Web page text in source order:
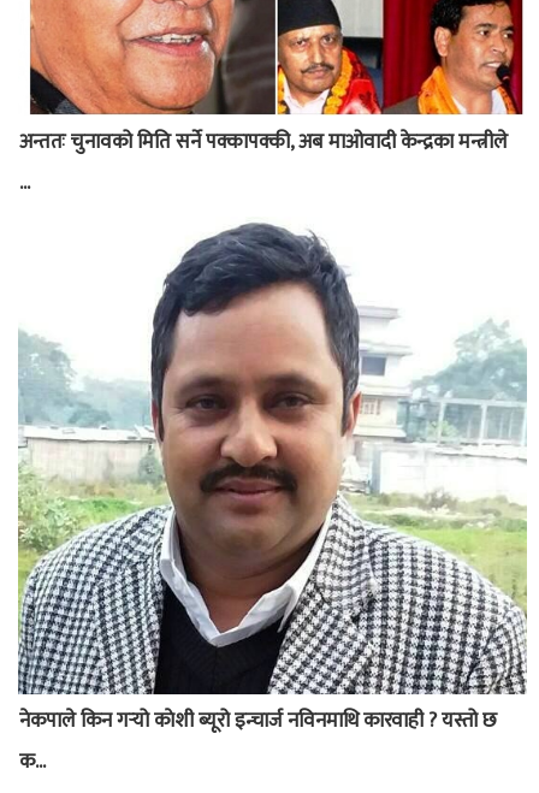
अन्ततः चुनावको मिति सर्ने पक्कापक्की, अब माओवादी केन्द्रका मन्त्रीले
...
नेकपाले किन गर्‍यो काेशी ब्यूरो इन्चार्ज नविनमाथि कारवाही ? यस्तो छ
क...